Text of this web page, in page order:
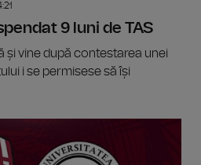
9 luni de TAS
și vine după contestarea unei
i se permisese să își